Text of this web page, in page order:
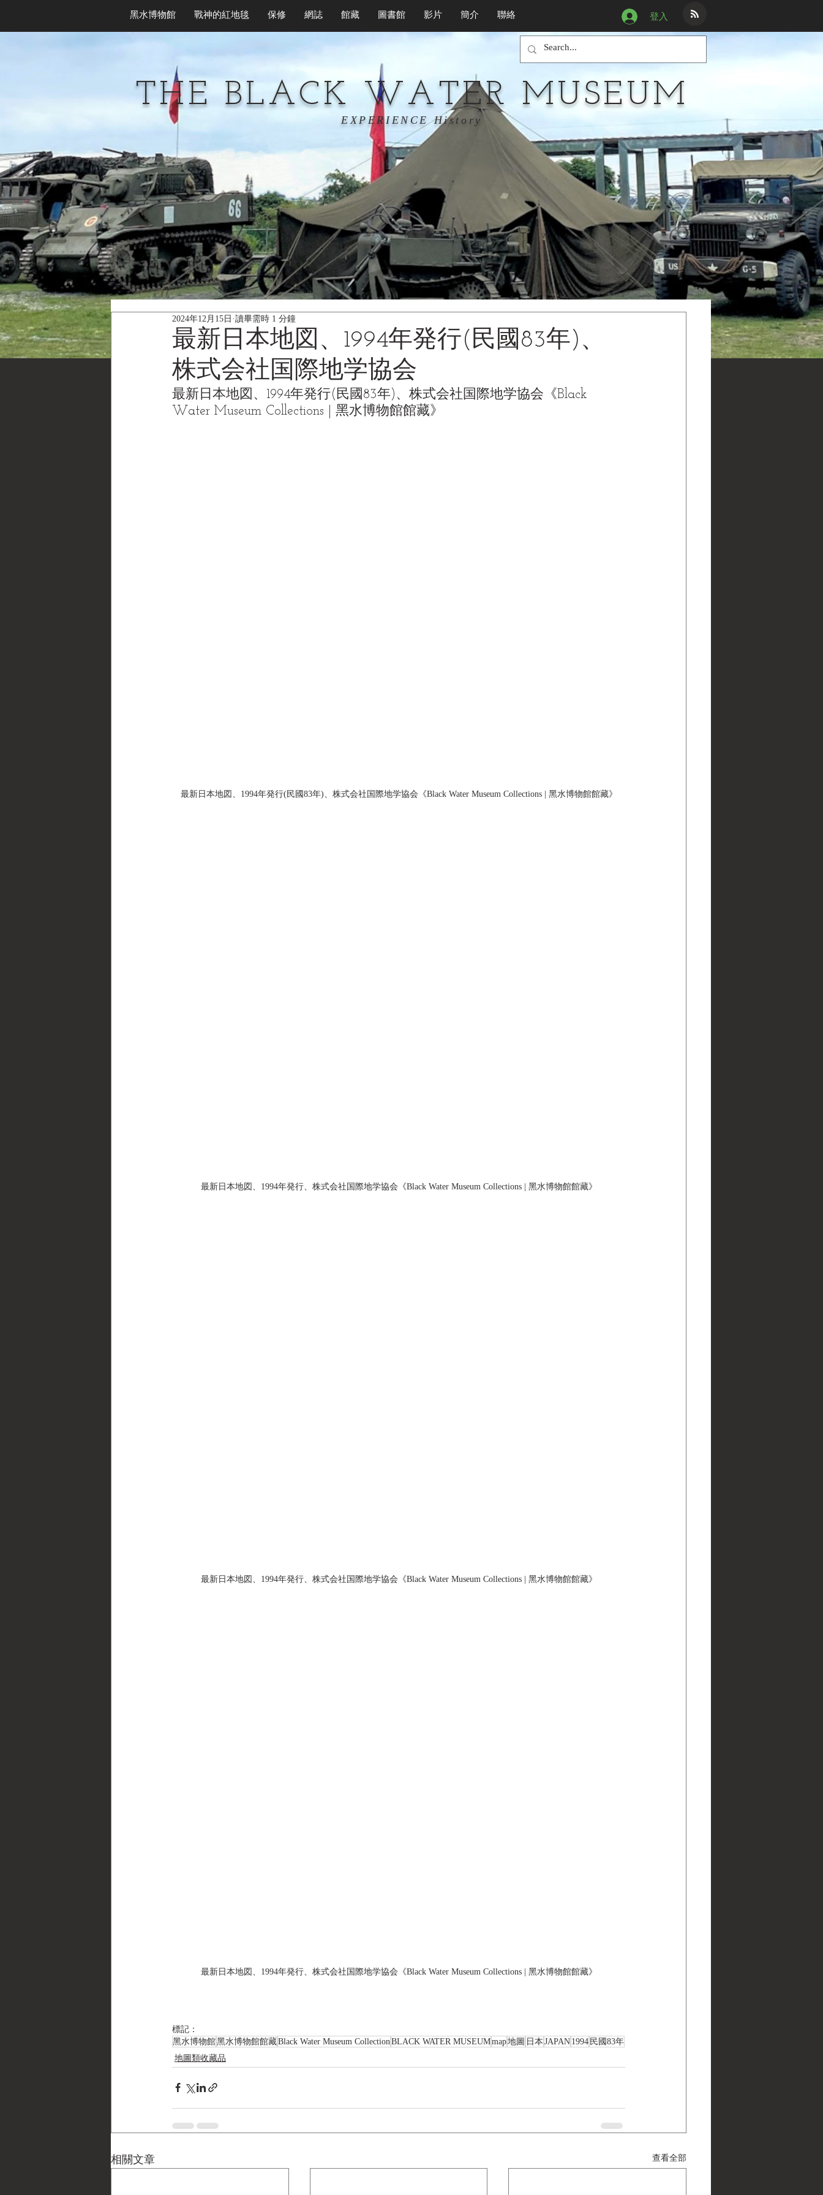
黑水博物館 戰神的紅地毯 保修 網誌 館藏 圖書館 影片 簡介 聯絡 登入
THE BLACK WATER MUSEUM
EXPERIENCE History
最新日本地図、1994年発行(民國83年)、
株式会社国際地学協会
2024年12月15日 讀畢需時 1 分鐘
最新日本地図、1994年発行(民國83年)、株式会社国際地学協会《Black
Water Museum Collections | 黑水博物館館藏》
最新日本地図、1994年発行(民國83年)、株式会社国際地学協会《Black Water Museum Collections | 黑水博物館館藏》
最新日本地図、1994年発行、株式会社国際地学協会《Black Water Museum Collections | 黑水博物館館藏》
最新日本地図、1994年発行、株式会社国際地学協会《Black Water Museum Collections | 黑水博物館館藏》
最新日本地図、1994年発行、株式会社国際地学協会《Black Water Museum Collections | 黑水博物館館藏》
標記：
黑水博物館黑水博物館館藏Black Water Museum Collection BLACK WATER MUSEUMmap地圖 日本 JAPAN 1994 民國83年
地圖類收藏品
相關文章 查看全部